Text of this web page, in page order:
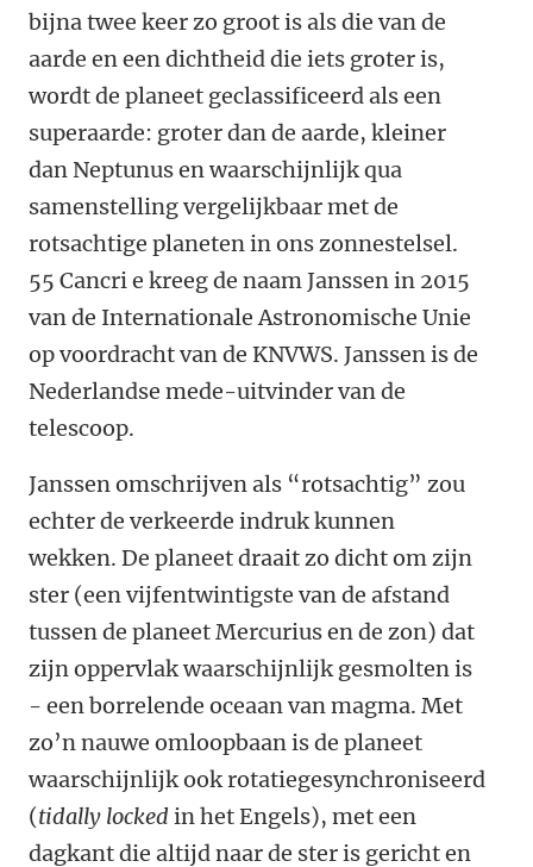
bijna twee keer zo groot is als die van de
aarde en een dichtheid die iets groter is,
wordt de planeet geclassificeerd als een
superaarde: groter dan de aarde, kleiner
dan Neptunus en waarschijnlijk qua
samenstelling vergelijkbaar met de
rotsachtige planeten in ons zonnestelsel.
55 Cancri e kreeg de naam Janssen in 2015
van de Internationale Astronomische Unie
op voordracht van de KNVWS. Janssen is de
Nederlandse mede-uitvinder van de
telescoop.
Janssen omschrijven als “rotsachtig” zou
echter de verkeerde indruk kunnen
wekken. De planeet draait zo dicht om zijn
ster (een vijfentwintigste van de afstand
tussen de planeet Mercurius en de zon) dat
zijn oppervlak waarschijnlijk gesmolten is
- een borrelende oceaan van magma. Met
zo’n nauwe omloopbaan is de planeet
waarschijnlijk ook rotatiegesynchroniseerd
(tidally lockedin het Engels), met een
dagkant die altijd naar de ster is gericht en